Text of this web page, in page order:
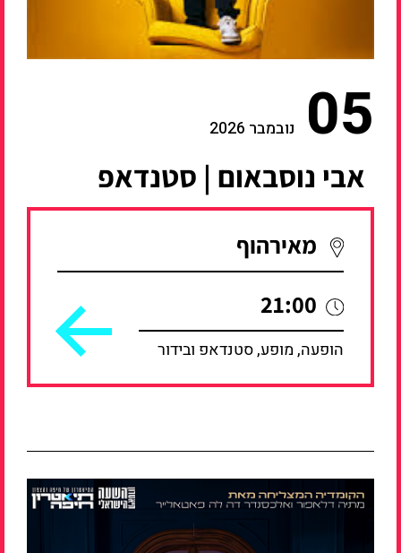
05 נובמבר 2026
אבי נוסבאום | סטנדאפ
מאירהוף
21:00
הופעה, מופע, סטנדאפ ובידור